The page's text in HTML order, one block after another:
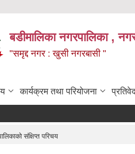
बडीमालिका नगरपालिका ,
"समृद्द नगर : खुसी नगरबासी "
कार्यक्रम तथा परियोजना
संक्षिप्त परिचय